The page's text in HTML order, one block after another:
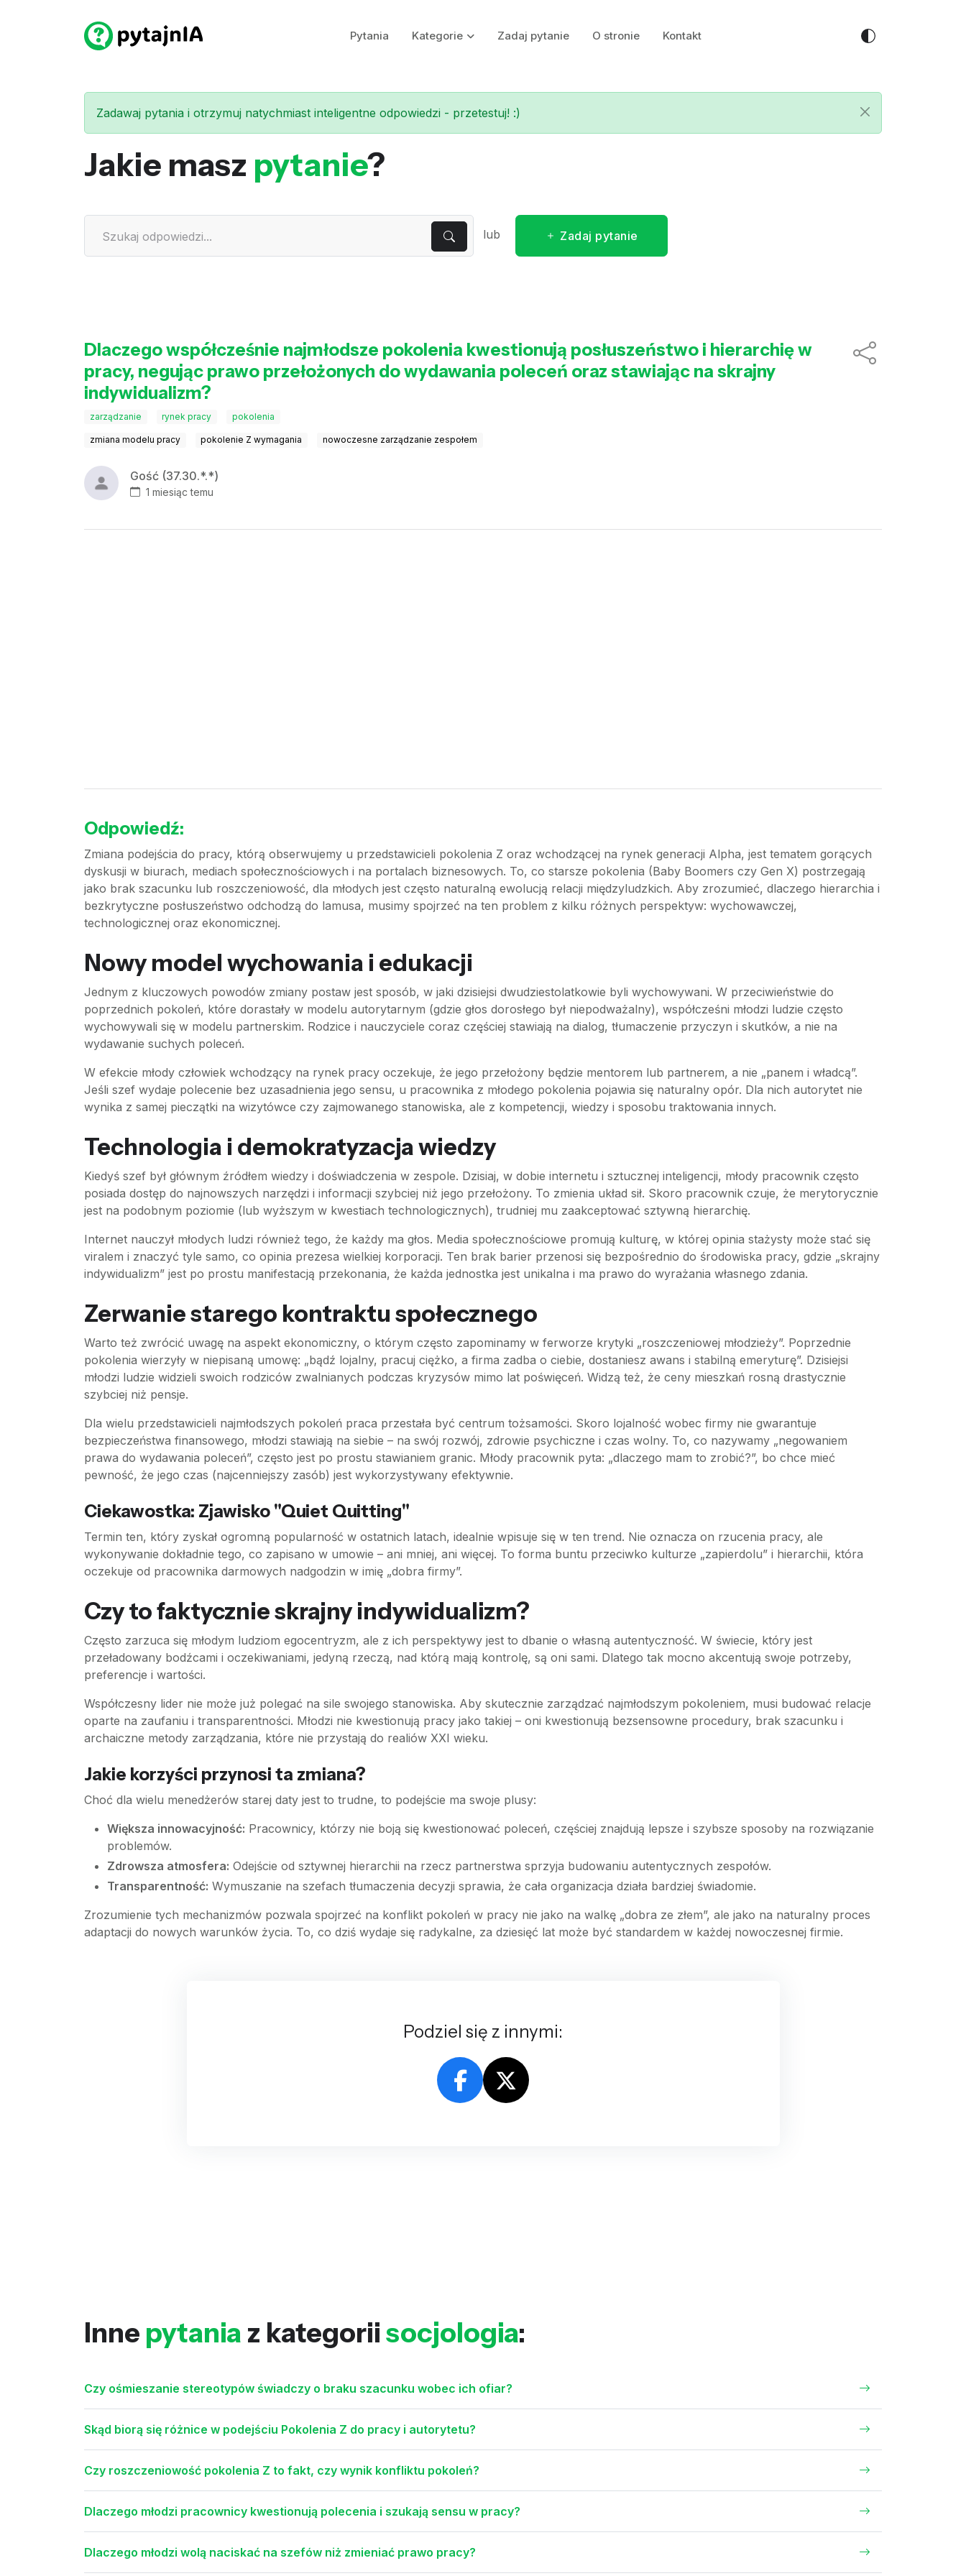
Pytania Kategorie Zadaj pytanie O stronie Kontakt
Zadawaj pytania i otrzymuj natychmiast inteligentne odpowiedzi - przetestuj! :)
Jakie masz pytanie?
lub Zadaj pytanie
Dlaczego współcześnie najmłodsze pokolenia kwestionują posłuszeństwo i hierarchię w
pracy, negując prawo przełożonych do wydawania poleceń oraz stawiając na skrajny
indywidualizm?
zarządzanie rynek pracy pokolenia
zmiana modelu pracy pokolenie Z wymagania nowoczesne zarządzanie zespołem
Gość (37.30.*.*)
1 miesiąc temu
Odpowiedź:
Zmiana podejścia do pracy, którą obserwujemy u przedstawicieli pokolenia Z oraz wchodzącej na rynek generacji Alpha, jest tematem gorących
dyskusji w biurach, mediach społecznościowych i na portalach biznesowych. To, co starsze pokolenia (Baby Boomers czy Gen X) postrzegają
jako brak szacunku lub roszczeniowość, dla młodych jest często naturalną ewolucją relacji międzyludzkich. Aby zrozumieć, dlaczego hierarchia i
bezkrytyczne posłuszeństwo odchodzą do lamusa, musimy spojrzeć na ten problem z kilku różnych perspektyw: wychowawczej,
technologicznej oraz ekonomicznej.
Nowy model wychowania i edukacji
Jednym z kluczowych powodów zmiany postaw jest sposób, w jaki dzisiejsi dwudziestolatkowie byli wychowywani. W przeciwieństwie do
poprzednich pokoleń, które dorastały w modelu autorytarnym (gdzie głos dorosłego był niepodważalny), współcześni młodzi ludzie często
wychowywali się w modelu partnerskim. Rodzice i nauczyciele coraz częściej stawiają na dialog, tłumaczenie przyczyn i skutków, a nie na
wydawanie suchych poleceń.
W efekcie młody człowiek wchodzący na rynek pracy oczekuje, że jego przełożony będzie mentorem lub partnerem, a nie „panem i władcą”.
Jeśli szef wydaje polecenie bez uzasadnienia jego sensu, u pracownika z młodego pokolenia pojawia się naturalny opór. Dla nich autorytet nie
wynika z samej pieczątki na wizytówce czy zajmowanego stanowiska, ale z kompetencji, wiedzy i sposobu traktowania innych.
Technologia i demokratyzacja wiedzy
Kiedyś szef był głównym źródłem wiedzy i doświadczenia w zespole. Dzisiaj, w dobie internetu i sztucznej inteligencji, młody pracownik często
posiada dostęp do najnowszych narzędzi i informacji szybciej niż jego przełożony. To zmienia układ sił. Skoro pracownik czuje, że merytorycznie
jest na podobnym poziomie (lub wyższym w kwestiach technologicznych), trudniej mu zaakceptować sztywną hierarchię.
Internet nauczył młodych ludzi również tego, że każdy ma głos. Media społecznościowe promują kulturę, w której opinia stażysty może stać się
viralem i znaczyć tyle samo, co opinia prezesa wielkiej korporacji. Ten brak barier przenosi się bezpośrednio do środowiska pracy, gdzie „skrajny
indywidualizm” jest po prostu manifestacją przekonania, że każda jednostka jest unikalna i ma prawo do wyrażania własnego zdania.
Zerwanie starego kontraktu społecznego
Warto też zwrócić uwagę na aspekt ekonomiczny, o którym często zapominamy w ferworze krytyki „roszczeniowej młodzieży”. Poprzednie
pokolenia wierzyły w niepisaną umowę: „bądź lojalny, pracuj ciężko, a firma zadba o ciebie, dostaniesz awans i stabilną emeryturę”. Dzisiejsi
młodzi ludzie widzieli swoich rodziców zwalnianych podczas kryzysów mimo lat poświęceń. Widzą też, że ceny mieszkań rosną drastycznie
szybciej niż pensje.
Dla wielu przedstawicieli najmłodszych pokoleń praca przestała być centrum tożsamości. Skoro lojalność wobec firmy nie gwarantuje
bezpieczeństwa finansowego, młodzi stawiają na siebie – na swój rozwój, zdrowie psychiczne i czas wolny. To, co nazywamy „negowaniem
prawa do wydawania poleceń”, często jest po prostu stawianiem granic. Młody pracownik pyta: „dlaczego mam to zrobić?”, bo chce mieć
pewność, że jego czas (najcenniejszy zasób) jest wykorzystywany efektywnie.
Ciekawostka: Zjawisko "Quiet Quitting"
Termin ten, który zyskał ogromną popularność w ostatnich latach, idealnie wpisuje się w ten trend. Nie oznacza on rzucenia pracy, ale
wykonywanie dokładnie tego, co zapisano w umowie – ani mniej, ani więcej. To forma buntu przeciwko kulturze „zapierdolu” i hierarchii, która
oczekuje od pracownika darmowych nadgodzin w imię „dobra firmy”.
Czy to faktycznie skrajny indywidualizm?
Często zarzuca się młodym ludziom egocentryzm, ale z ich perspektywy jest to dbanie o własną autentyczność. W świecie, który jest
przeładowany bodźcami i oczekiwaniami, jedyną rzeczą, nad którą mają kontrolę, są oni sami. Dlatego tak mocno akcentują swoje potrzeby,
preferencje i wartości.
Współczesny lider nie może już polegać na sile swojego stanowiska. Aby skutecznie zarządzać najmłodszym pokoleniem, musi budować relacje
oparte na zaufaniu i transparentności. Młodzi nie kwestionują pracy jako takiej – oni kwestionują bezsensowne procedury, brak szacunku i
archaiczne metody zarządzania, które nie przystają do realiów XXI wieku.
Jakie korzyści przynosi ta zmiana?
Choć dla wielu menedżerów starej daty jest to trudne, to podejście ma swoje plusy:
Większa innowacyjność: Pracownicy, którzy nie boją się kwestionować poleceń, częściej znajdują lepsze i szybsze sposoby na rozwiązanie
problemów.
Zdrowsza atmosfera: Odejście od sztywnej hierarchii na rzecz partnerstwa sprzyja budowaniu autentycznych zespołów.
Transparentność: Wymuszanie na szefach tłumaczenia decyzji sprawia, że cała organizacja działa bardziej świadomie.
Zrozumienie tych mechanizmów pozwala spojrzeć na konflikt pokoleń w pracy nie jako na walkę „dobra ze złem”, ale jako na naturalny proces
adaptacji do nowych warunków życia. To, co dziś wydaje się radykalne, za dziesięć lat może być standardem w każdej nowoczesnej firmie.
Podziel się z innymi:
Inne pytania z kategoriisocjologia:
Czy ośmieszanie stereotypów świadczy o braku szacunku wobec ich ofiar?
Skąd biorą się różnice w podejściu Pokolenia Z do pracy i autorytetu?
Czy roszczeniowość pokolenia Z to fakt, czy wynik konfliktu pokoleń?
Dlaczego młodzi pracownicy kwestionują polecenia i szukają sensu w pracy?
Dlaczego młodzi wolą naciskać na szefów niż zmieniać prawo pracy?